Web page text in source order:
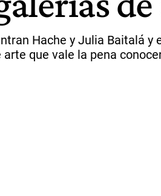
Hache y Julia Baitalá
que vale la pena